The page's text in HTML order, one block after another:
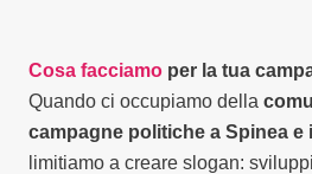
Cosa facciamo per la tua
Quando ci occupiamo della
campagne politiche a Spinea e
limitiamo a creare slogan: